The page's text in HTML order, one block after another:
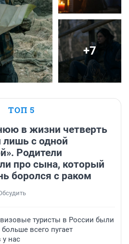
+7
ТОП 5
в жизни четверть
лишь с одной
Родители
про сына, который
боролся с раком
туристы в России были
всего пугает
у нас